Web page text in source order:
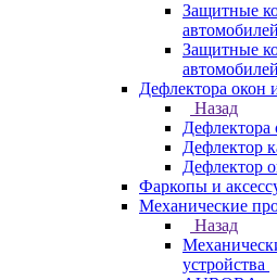
Защитные
автомобилей
Защитные
автомобилей
Дефлектора окон
Назад
Дефлектора
Дефлектор
Дефлектор
Фаркопы и
Механические
Назад
устройства